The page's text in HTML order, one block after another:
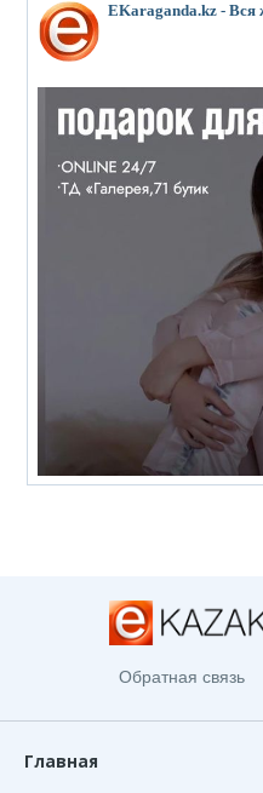
EKaraganda.kz - Вся
Обратная связь
Главная